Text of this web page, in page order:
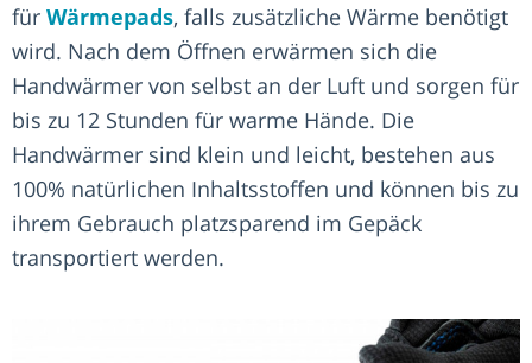
für Wärmepads, falls zusätzliche Wärme benötigt
wird. Nach dem Öffnen erwärmen sich die
Handwärmer von selbst an der Luft und sorgen für
bis zu 12 Stunden für warme Hände. Die
Handwärmer sind klein und leicht, bestehen aus
100% natürlichen Inhaltsstoffen und können bis zu
ihrem Gebrauch platzsparend im Gepäck
transportiert werden.